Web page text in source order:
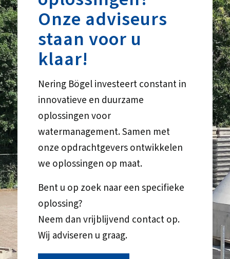
Onze adviseurs
staan voor u
klaar!
Nering Bögel investeert constant in
innovatieve en duurzame
oplossingen voor
watermanagement. Samen met
onze opdrachtgevers ontwikkelen
we oplossingen op maat.
Bent u op zoek naar een specifieke
oplossing?
Neem dan vrijblijvend contact op.
Wij adviseren u graag.